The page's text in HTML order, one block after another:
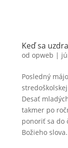
Keď sa
od opweb |
Posledný
Desať
takmer po
ponoriť sa do
Božieho